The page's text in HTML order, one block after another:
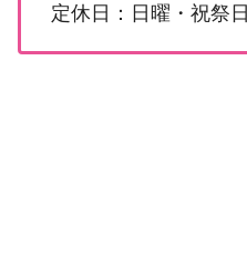
定休日：日曜・祝祭日